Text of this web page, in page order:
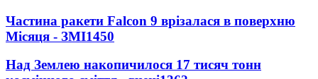
Частина ракети Falcon 9 врізалася в поверхню
Місяця - ЗМІ1450
Над Землею накопичилося 17 тисяч тонн